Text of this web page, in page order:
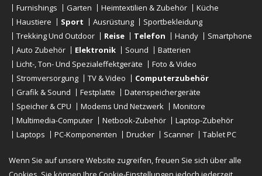
Furnishings
Garten Heimtextilien & Zubehör
Küche
Haustiere
Sport Ausrüstung
Sportbekleidung
Trekking Und Outdoor
Reise Telefon Handy
Smartphone
Auto Zubehör
Elektronik Sound
Batterien
Licht-, Ton- Und Spezialeffektgeräte
Foto & Video
Stromversorgung
TV & Video
Computerzubehör
Grafik & Sound
Festplatte
Datenspeichergeräte
Speicher & CPU
Modems Und Netzwerk
Monitore
Multimedia-Computer
Netbook-Zubehör
Laptop-Zubehör
Laptops
PC-Komponenten Drucker Scanner
Tablet PC
Wenn Sie auf unsere Website zugreifen, freuen Sie sich über alle